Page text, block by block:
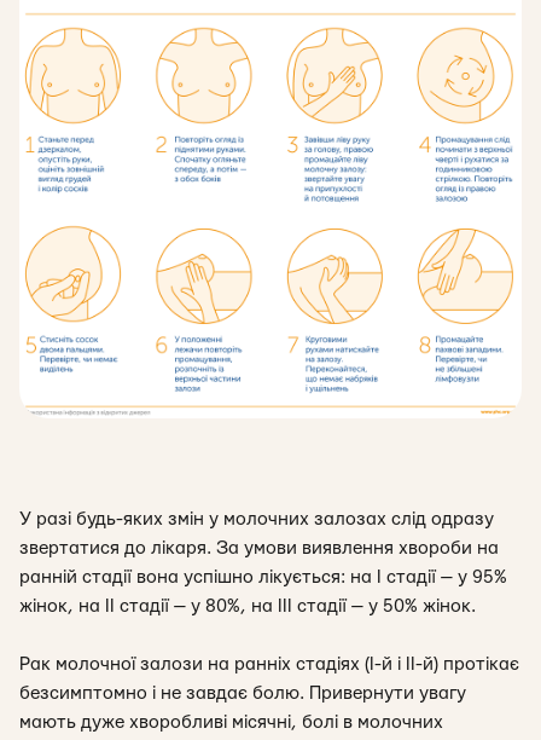
У разі будь-яких змін у молочних залозах слід одразу
звертатися до лікаря. За умови виявлення хвороби на
ранній стадії вона успішно лікується: на I стадії — у 95%
жінок, на II стадії — у 80%, на III стадії — у 50% жінок.
Рак молочної залози на ранніх стадіях (І-й і ІІ-й) протікає
безсимптомно і не завдає болю. Привернути увагу
мають дуже хворобливі місячні, болі в молочних